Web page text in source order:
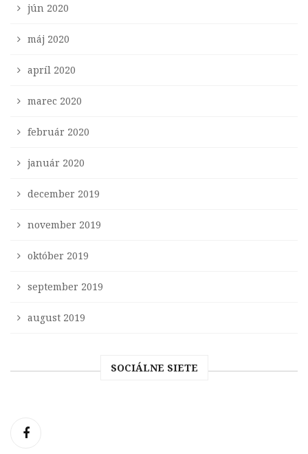
jún 2020
máj 2020
apríl 2020
marec 2020
február 2020
január 2020
december 2019
november 2019
október 2019
september 2019
august 2019
SOCIÁLNE SIETE